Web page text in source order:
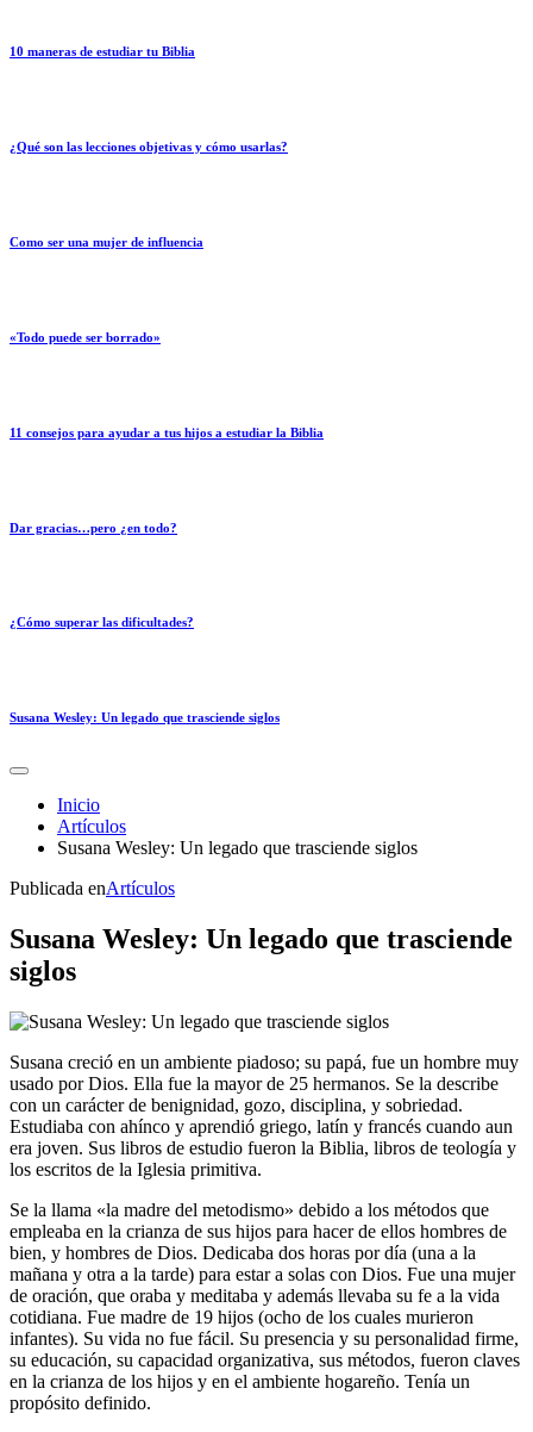
10 maneras de estudiar tu Biblia
¿Qué son las lecciones objetivas y cómo usarlas?
Como ser una mujer de influencia
«Todo puede ser borrado»
11 consejos para ayudar a tus hijos a estudiar la Biblia
Dar gracias…pero ¿en todo?
¿Cómo superar las dificultades?
Susana Wesley: Un legado que trasciende siglos
Inicio
Artículos
Susana Wesley: Un legado que trasciende siglos
Publicada enArtículos
Susana Wesley: Un legado que trasciende
siglos
Susana creció en un ambiente piadoso; su papá, fue un hombre muy
usado por Dios. Ella fue la mayor de 25 hermanos. Se la describe
con un carácter de benignidad, gozo, disciplina, y sobriedad.
Estudiaba con ahínco y aprendió griego, latín y francés cuando aun
era joven. Sus libros de estudio fueron la Biblia, libros de teología y
los escritos de la Iglesia primitiva.
Se la llama «la madre del metodismo» debido a los métodos que
empleaba en la crianza de sus hijos para hacer de ellos hombres de
bien, y hombres de Dios. Dedicaba dos horas por día (una a la
mañana y otra a la tarde) para estar a solas con Dios. Fue una mujer
de oración, que oraba y meditaba y además llevaba su fe a la vida
cotidiana. Fue madre de 19 hijos (ocho de los cuales murieron
infantes). Su vida no fue fácil. Su presencia y su personalidad firme,
su educación, su capacidad organizativa, sus métodos, fueron claves
en la crianza de los hijos y en el ambiente hogareño. Tenía un
propósito definido.